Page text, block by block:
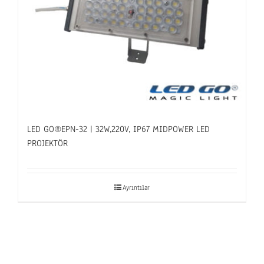
LED GO®EPN-32 | 32W,220V, IP67 MIDPOWER LED
PROJEKTÖR
Ayrıntılar